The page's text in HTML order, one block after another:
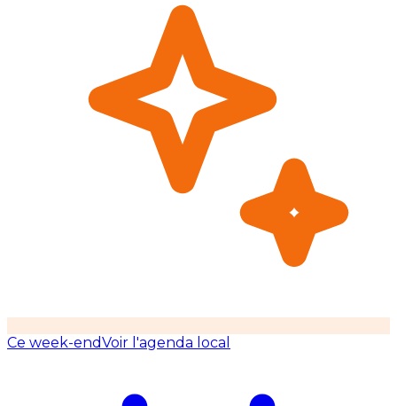
Ce week-endVoir l'agenda local